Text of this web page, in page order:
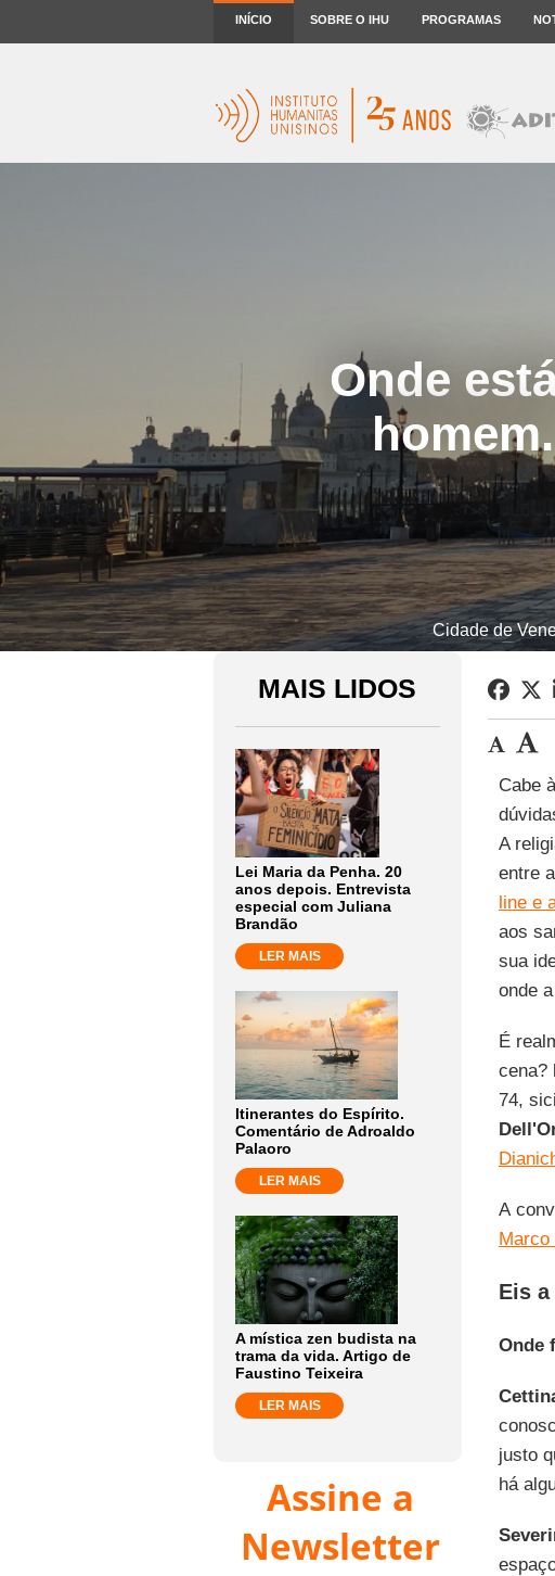
INÍCIO SOBRE O IHU PROGRAMAS
Onde
Cidade de
MAIS LIDOS
Lei Maria da Penha. 20
anos depois. Entrevista
especial com Juliana
Brandão
LER MAIS
Itinerantes do Espírito.
Comentário de Adroaldo
Palaoro
LER MAIS
A mística zen budista na
trama da vida. Artigo de
Faustino Teixeira
LER MAIS
Assine a
Newsletter
Cabe
A
entre
line e
aos
sua
onde a
É
cena?
74,
A
Marco
Eis
Onde
justo
há